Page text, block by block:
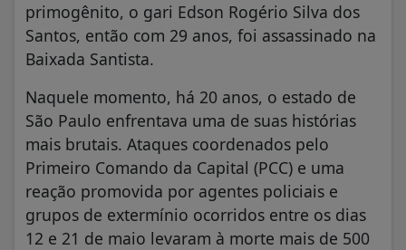
primogênito, o gari Edson Rogério Silva dos
Santos, então com 29 anos, foi assassinado na
Baixada Santista.
Naquele momento, há 20 anos, o estado de
São Paulo enfrentava uma de suas histórias
mais brutais. Ataques coordenados pelo
Primeiro Comando da Capital (PCC) e uma
reação promovida por agentes policiais e
grupos de extermínio ocorridos entre os dias
12 e 21 de maio levaram à morte mais de 500